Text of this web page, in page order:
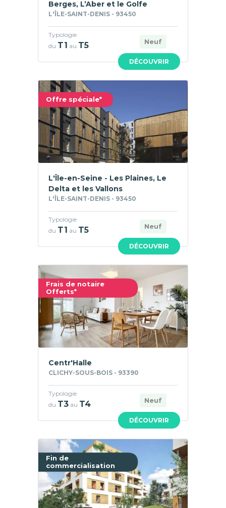
DÉCOUVRIR
Berges, L’Aber et le Golfe
L'ÎLE-SAINT-DENIS - 93450
Neuf
Typologie
du T1 au T5
Offre spéciale*
DÉCOUVRIR
L'Île-en-Seine - Les Plaines, Le
Delta et les Vallons
L'ÎLE-SAINT-DENIS - 93450
Neuf
Typologie
du T1 au T5
Frais de notaire
Offerts*
DÉCOUVRIR
Centr'Halle
CLICHY-SOUS-BOIS - 93390
Neuf
Typologie
du T3 au T4
Fin de
commercialisation